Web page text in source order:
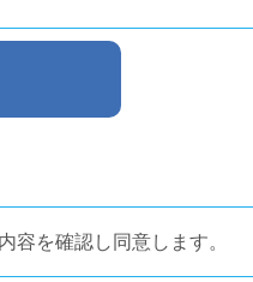
容を確認し同意します。